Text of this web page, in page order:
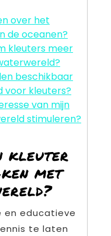
over het
de oceanen?
kleuters meer
beschikbaar
voor kleuters?
van mijn
stimuleren?
kleuter
met
en educatieve
te laten